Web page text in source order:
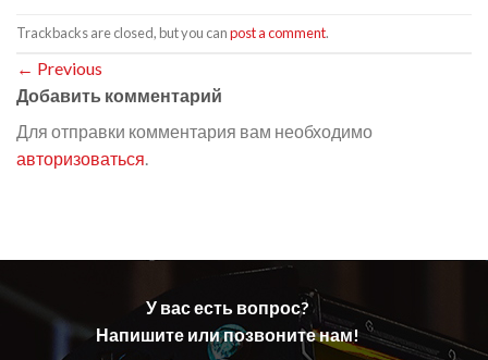
Trackbacks are closed, but you canpost a comment.
← Previous
Добавить комментарий
Для отправки комментария вам необходимо
авторизоваться.
У вас есть вопрос?
Напишите или позвоните нам!